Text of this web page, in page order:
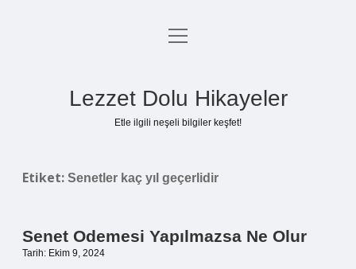
Anasayfa
menüyü
Lezzet Dolu Hikayeler
Etle ilgili neşeli bilgiler keşfet!
Etiket: Senetler kaç yıl geçerlidir
Senet Odemesi Yapılmazsa Ne Olur
Tarih: Ekim 9, 2024